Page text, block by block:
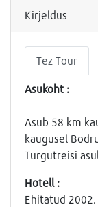
Kirjeldus
Tez Tour
Asukoht :
Asub 58 km
kaugusel
Turgutreisi
Hotell :
Ehitatud